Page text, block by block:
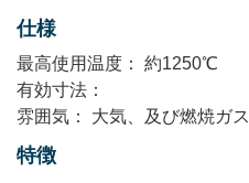
仕様
最⾼使⽤温度： 約1250℃
有効⼨法：
雰囲気： 大気、及び燃焼ガス
特徴